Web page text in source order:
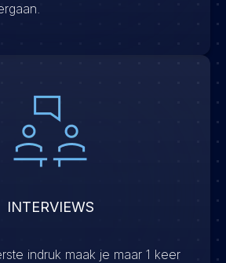
INTERVIEWS
indruk maak je maar 1 keer